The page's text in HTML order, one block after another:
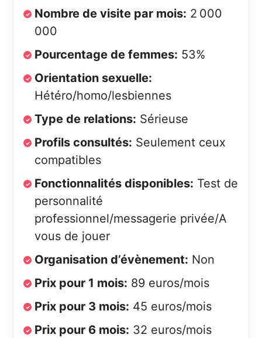
Nombre de visite par mois: 2 000
000
Pourcentage de femmes: 53%
Orientation sexuelle:
Hétéro/homo/lesbiennes
Type de relations: Sérieuse
Profils consultés: Seulement ceux
compatibles
Fonctionnalités disponibles: Test de
personnalité
professionnel/messagerie privée/A
vous de jouer
Organisation d’évènement: Non
Prix pour 1 mois: 89 euros/mois
Prix pour 3 mois: 45 euros/mois
Prix pour 6 mois: 32 euros/mois